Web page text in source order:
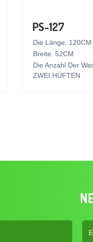
PS-127
Die Länge: 120CM
Breite: 52CM
Die Anzahl Der
ZWEI HÜFTEN